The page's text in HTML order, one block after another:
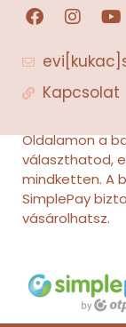
F
a
e
b
o
k
I
n
t
a
g
a
m
Y
o
u
t
u
b
Kapcsolat
Oldalamon a
választhatod,
mindketten. A
SimplePay
vásárolhatsz.